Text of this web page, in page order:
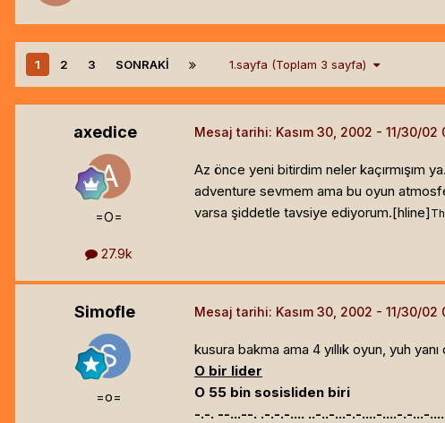
1 2 3 SONRAKI 1.sayfa (Toplam 3 sayfa)
axedice
=O=
27.9k
Mesaj tarihi: Kasım 30, 2002
Az önce yeni bitirdim neler kaçırmışım
adventure sevmem ama bu oyun
varsa şiddetle tavsiye ediyorum.[hline]
Simofle
=o=
Mesaj tarihi: Kasım 30, 2002
kusura bakma ama 4 yıllık oyun, yuh
O bir lider
O 55 bin sosisliden biri
-.-. --...--. .-.-.-.... ..-..-...-.-....-....-.-...-